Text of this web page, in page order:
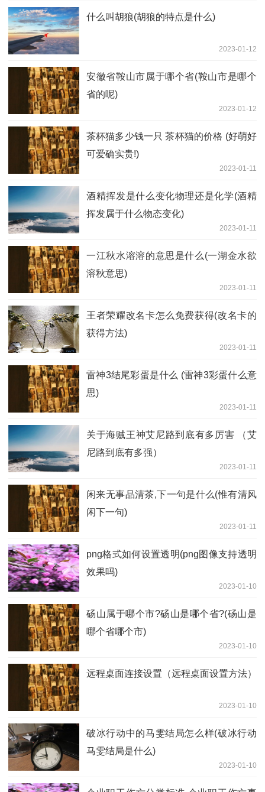
什么叫胡狼(胡狼的特点是什么)
2023-01-12
安徽省鞍山市属于哪个省(鞍山市是哪个
省的呢)
2023-01-12
茶杯猫多少钱一只 茶杯猫的价格 (好萌好
可爱确实贵!)
2023-01-11
酒精挥发是什么变化物理还是化学(酒精
挥发属于什么物态变化)
2023-01-11
一江秋水溶溶的意思是什么(一湖金水欲
溶秋意思)
2023-01-11
王者荣耀改名卡怎么免费获得(改名卡的
获得方法)
2023-01-11
雷神3结尾彩蛋是什么 (雷神3彩蛋什么意
思)
2023-01-11
关于海贼王神艾尼路到底有多厉害 （艾
尼路到底有多强）
2023-01-11
闲来无事品清茶,下一句是什么(惟有清风
闲下一句)
2023-01-11
png格式如何设置透明(png图像支持透明
效果吗)
2023-01-10
砀山属于哪个市?砀山是哪个省?(砀山是
哪个省哪个市)
2023-01-10
远程桌面连接设置（远程桌面设置方法）
2023-01-10
破冰行动中的马雯结局怎么样(破冰行动
马雯结局是什么)
2023-01-10